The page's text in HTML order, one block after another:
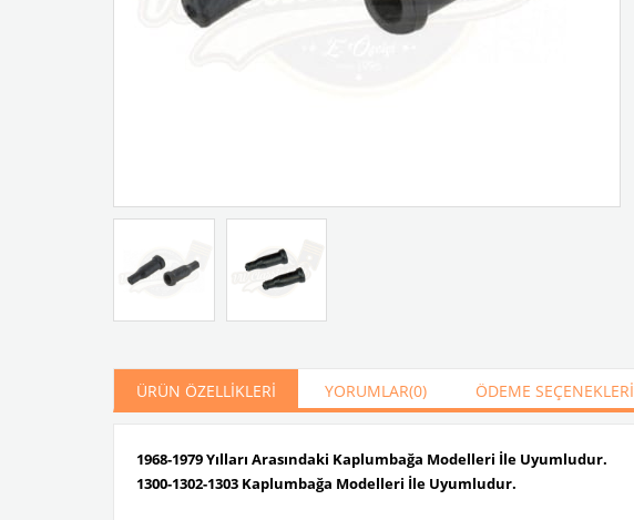
ÜRÜN ÖZELLIKLERI YORUMLAR(0) ÖDEME SEÇENEKLERI
1968-1979 Yılları Arasındaki Kaplumbağa Modelleri İle Uyumludur.
1300-1302-1303 Kaplumbağa Modelleri İle Uyumludur.